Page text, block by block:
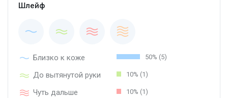
Шлейф
Близко к коже 50% (5)
До вытянутой руки 10% (1)
Чуть дальше
10% (1)